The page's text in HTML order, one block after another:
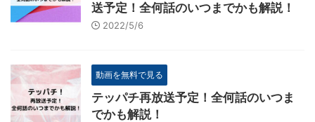
送予定！全何話のいつまでかも解説！
2022/5/6
動画を無料で見る
テッパチ再放送予定！全何話のいつま
でかも解説！